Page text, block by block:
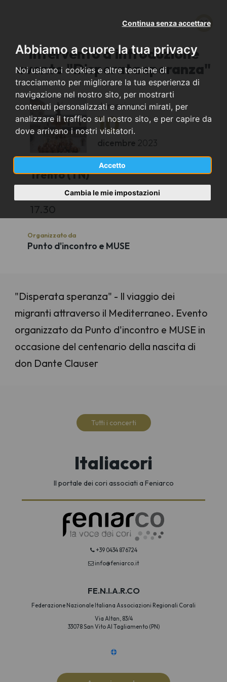
Abbiamo a cuore la tua privacy
Noi usiamo i cookies e altre tecniche di
tracciamento per migliorare la tua esperienza di
navigazione nel nostro sito, per mostrarti
contenuti personalizzati e annunci mirati, per
analizzare il traffico sul nostro sito, e per capire da
dove arrivano i nostri visitatori.
Accetto
Continua senza accettare
Cambia le mie impostazioni
Intervento d'introduzione
evento "Disperata speranza"
domenica
10
dicembre 2023
Trento (TN)
17.30
Organizzato da
Punto d'incontro e MUSE
"Disperata speranza" - Il viaggio dei
migranti attraverso il Mediterraneo. Evento
organizzato da Punto d'incontro e MUSE in
occasione del centenario della nascita di
don Dante Clauser
Tutti i concerti
Italiacori
Il portale dei cori associati a Feniarco
+39 0434 876724
info@feniarco.it
FE.N.I.A.R.CO
Federazione Nazionale Italiana Associazioni Regionali Corali
Via Altan, 83/4
33078 San Vito Al Tagliamento (PN)